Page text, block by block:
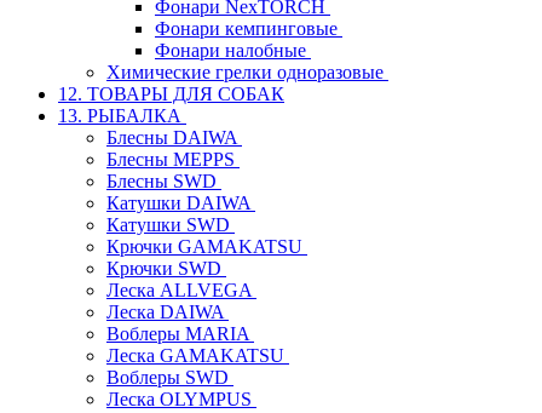
Фонари NexTORCH
Фонари кемпинговые
Фонари налобные
Химические грелки одноразовые
12. ТОВАРЫ ДЛЯ СОБАК
13. РЫБАЛКА
Блесны DAIWA
Блесны MEPPS
Блесны SWD
Катушки DAIWA
Катушки SWD
Крючки GAMAKATSU
Крючки SWD
Леска ALLVEGA
Леска DAIWA
Воблеры MARIA
Леска GAMAKATSU
Воблеры SWD
Леска OLYMPUS